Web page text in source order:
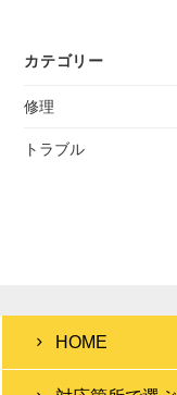
カテゴリー
修理
トラブル
HOME